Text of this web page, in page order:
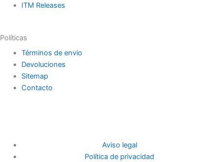
ITM Releases
Políticas
Términos de envio
Devoluciones
Sitemap
Contacto
Aviso legal
Política de privacidad